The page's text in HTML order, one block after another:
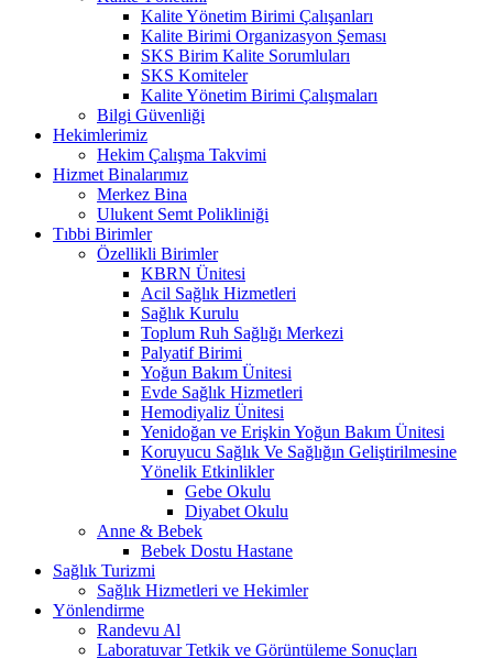
Kalite Yönetim Birimi Çalışanları
Kalite Birimi Organizasyon Şeması
SKS Birim Kalite Sorumluları
SKS Komiteler
Kalite Yönetim Birimi Çalışmaları
Bilgi Güvenliği
Hekimlerimiz
Hekim Çalışma Takvimi
Hizmet Binalarımız
Merkez Bina
Ulukent Semt Polikliniği
Tıbbi Birimler
Özellikli Birimler
KBRN Ünitesi
Acil Sağlık Hizmetleri
Sağlık Kurulu
Toplum Ruh Sağlığı Merkezi
Palyatif Birimi
Yoğun Bakım Ünitesi
Evde Sağlık Hizmetleri
Hemodiyaliz Ünitesi
Yenidoğan ve Erişkin Yoğun Bakım Ünitesi
Koruyucu Sağlık Ve Sağlığın Geliştirilmesine
Yönelik Etkinlikler
Gebe Okulu
Diyabet Okulu
Anne & Bebek
Bebek Dostu Hastane
Sağlık Turizmi
Sağlık Hizmetleri ve Hekimler
Yönlendirme
Randevu Al
Laboratuvar Tetkik ve Görüntüleme Sonuçları